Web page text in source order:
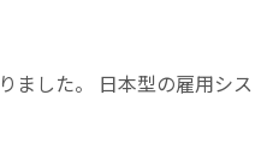
ました。 日本型の雇用シス